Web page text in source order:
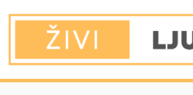
You are Here
Home
JP Komunalno Mostar